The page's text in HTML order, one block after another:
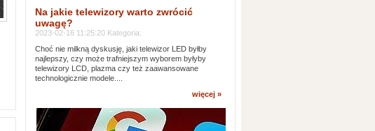
Na jakie telewizory warto zwrócić
uwagę?
2023-02-16 11:25:20 Kategoria:
Choć nie milkną dyskusję, jaki telewizor LED byłby
najlepszy, czy może trafniejszym wyborem byłyby
telewizory LCD, plazma czy też zaawansowane
technologicznie modele....
więcej »